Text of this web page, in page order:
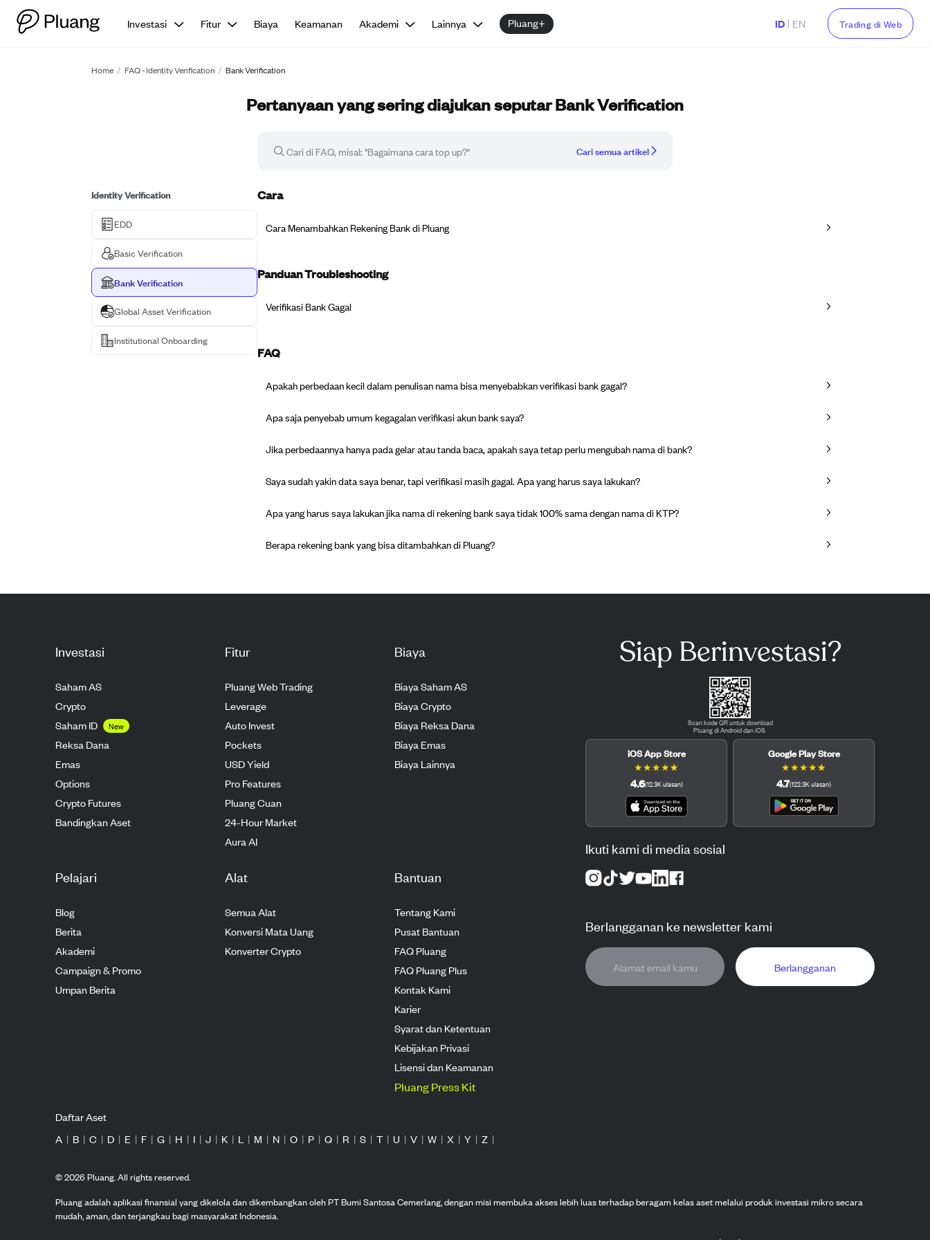
Investasi Fitur Biaya Keamanan Akademi Lainnya Pluang+ ID | EN Trading di Web
Home / FAQ - Identity Verification / Bank Verification
Pertanyaan yang sering diajukan seputar Bank Verification
Cari semua artikel
Identity Verification
EDD
Basic Verification
Bank Verification
Global Asset Verification
Institutional Onboarding
Cara
Cara Menambahkan Rekening Bank di Pluang
Panduan Troubleshooting
Verifikasi Bank Gagal
FAQ
Apakah perbedaan kecil dalam penulisan nama bisa menyebabkan verifikasi bank gagal?
Apa saja penyebab umum kegagalan verifikasi akun bank saya?
Jika perbedaannya hanya pada gelar atau tanda baca, apakah saya tetap perlu mengubah nama di bank?
Saya sudah yakin data saya benar, tapi verifikasi masih gagal. Apa yang harus saya lakukan?
Apa yang harus saya lakukan jika nama di rekening bank saya tidak 100% sama dengan nama di KTP?
Berapa rekening bank yang bisa ditambahkan di Pluang?
Investasi
Saham AS
Crypto
Saham ID
New
Reksa Dana
Emas
Options
Crypto Futures
Bandingkan Aset
Fitur
Pluang Web Trading
Leverage
Auto Invest
Pockets
USD Yield
Pro Features
Pluang Cuan
24-Hour Market
Aura AI
Biaya
Biaya Saham AS
Biaya Crypto
Biaya Reksa Dana
Biaya Emas
Biaya Lainnya
Pelajari
Blog
Berita
Akademi
Campaign & Promo
Umpan Berita
Alat
Semua Alat
Konversi Mata Uang
Konverter Crypto
Bantuan
Tentang Kami
Pusat Bantuan
FAQ Pluang
FAQ Pluang Plus
Kontak Kami
Karier
Syarat dan Ketentuan
Kebijakan Privasi
Lisensi dan Keamanan
Pluang Press Kit
Siap Berinvestasi?
Scan kode QR untuk download
Pluang di Android dan iOS.
iOS App Store
★★★★★
4.6(12.3Kulasan)
Google Play Store
★★★★★
4.7(122.3Kulasan)
Ikuti kami di media sosial
Berlangganan ke newsletter kami
Berlangganan
Daftar Aset
A | B | C | D | E | F | G | H | I | J | K | L | M | N | O | P | Q | R | S | T | U | V | W | X | Y | Z |
©2026Pluang. All rights reserved.
Pluang adalah aplikasi finansial yang dikelola dan dikembangkan oleh PT Bumi Santosa Cemerlang, dengan misi membuka akses lebih luas terhadap beragam kelas aset melalui produk investasi mikro secara
mudah, aman, dan terjangkau bagi masyarakat Indonesia.